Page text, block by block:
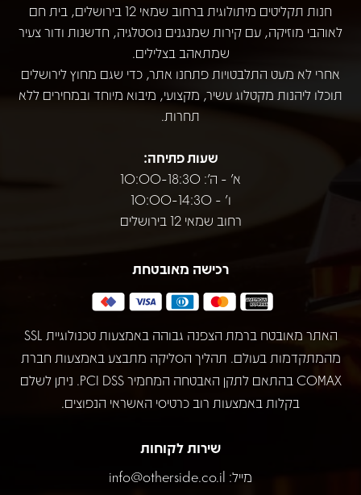
חנות תקליטים מיתולוגית ברחוב שמאי 12 בירושלים, בית חם
לאוהבי מוזיקה, עם קירות שמנגנים נוסטלגיה, חדשנות ודור צעיר
שמתאהב בצלילים.
אחרי לא מעט התלבטויות פתחנו אתר, כדי שגם מחוץ לירושלים
תוכלו ליהנות מקטלוג עשיר, מקצועי, מיבוא מיוחד ובמחירים ללא
תחרות.
שעות פתיחה:
א' - ה': 10:00-18:30
ו' - 10:00-14:30
רחוב שמאי 12 בירושלים
רכישה מאובטחת
האתר מאובטח ברמת הצפנה גבוהה באמצעות טכנולוגיית SSL
מהמתקדמות בעולם. תהליך הסליקה מתבצע באמצעות חברת
COMAX בהתאם לתקן האבטחה המחמיר PCI DSS. ניתן לשלם
בקלות באמצעות רוב כרטיסי האשראי הנפוצים.
שירות לקוחות
מייל: info@otherside.co.il